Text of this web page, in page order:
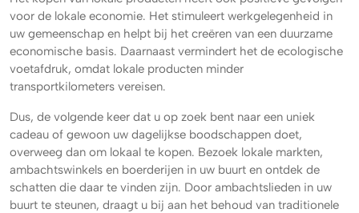
voor de lokale economie. Het stimuleert werkgelegenheid in
uw gemeenschap en helpt bij het creëren van een duurzame
economische basis. Daarnaast vermindert het de ecologische
voetafdruk, omdat lokale producten minder
transportkilometers vereisen.
Dus, de volgende keer dat u op zoek bent naar een uniek
cadeau of gewoon uw dagelijkse boodschappen doet,
overweeg dan om lokaal te kopen. Bezoek lokale markten,
ambachtswinkels en boerderijen in uw buurt en ontdek de
schatten die daar te vinden zijn. Door ambachtslieden in uw
buurt te steunen, draagt u bij aan het behoud van traditionele